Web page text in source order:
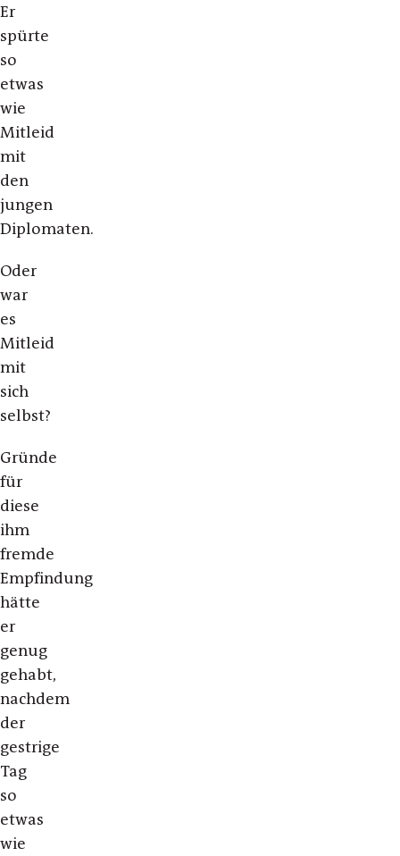
Er
spürte
so
etwas
wie
Mitleid
mit
den
jungen
Diplomaten.
Oder
war
es
Mitleid
mit
sich
selbst?
Gründe
für
diese
ihm
fremde
Empfindung
hätte
er
genug
gehabt,
nachdem
der
gestrige
Tag
so
etwas
wie